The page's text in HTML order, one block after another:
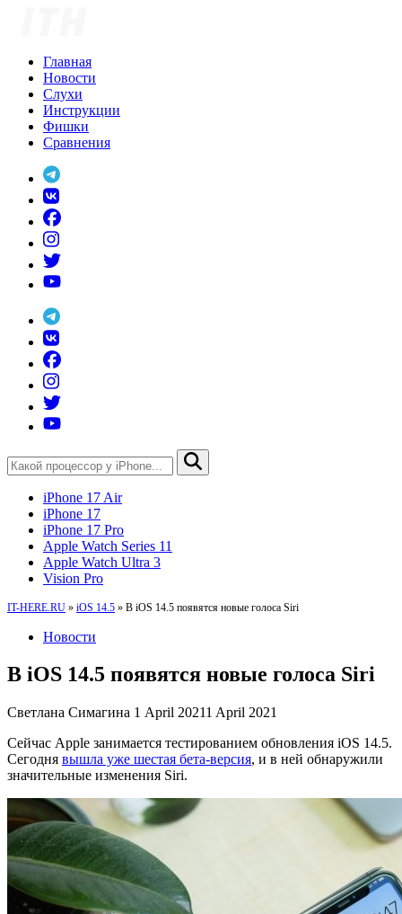
Главная
Новости
Слухи
Инструкции
Фишки
Сравнения
iPhone 17 Air
iPhone 17
iPhone 17 Pro
Apple Watch Series 11
Apple Watch Ultra 3
Vision Pro
IT-HERE.RU » iOS 14.5 » В iOS 14.5 появятся новые голоса Siri
Новости
В iOS 14.5 появятся новые голоса Siri
Светлана Симагина 1 April 20211 April 2021
Сейчас Apple занимается тестированием обновления iOS 14.5.
Сегодня вышла уже шестая бета-версия, и в ней обнаружили
значительные изменения Siri.